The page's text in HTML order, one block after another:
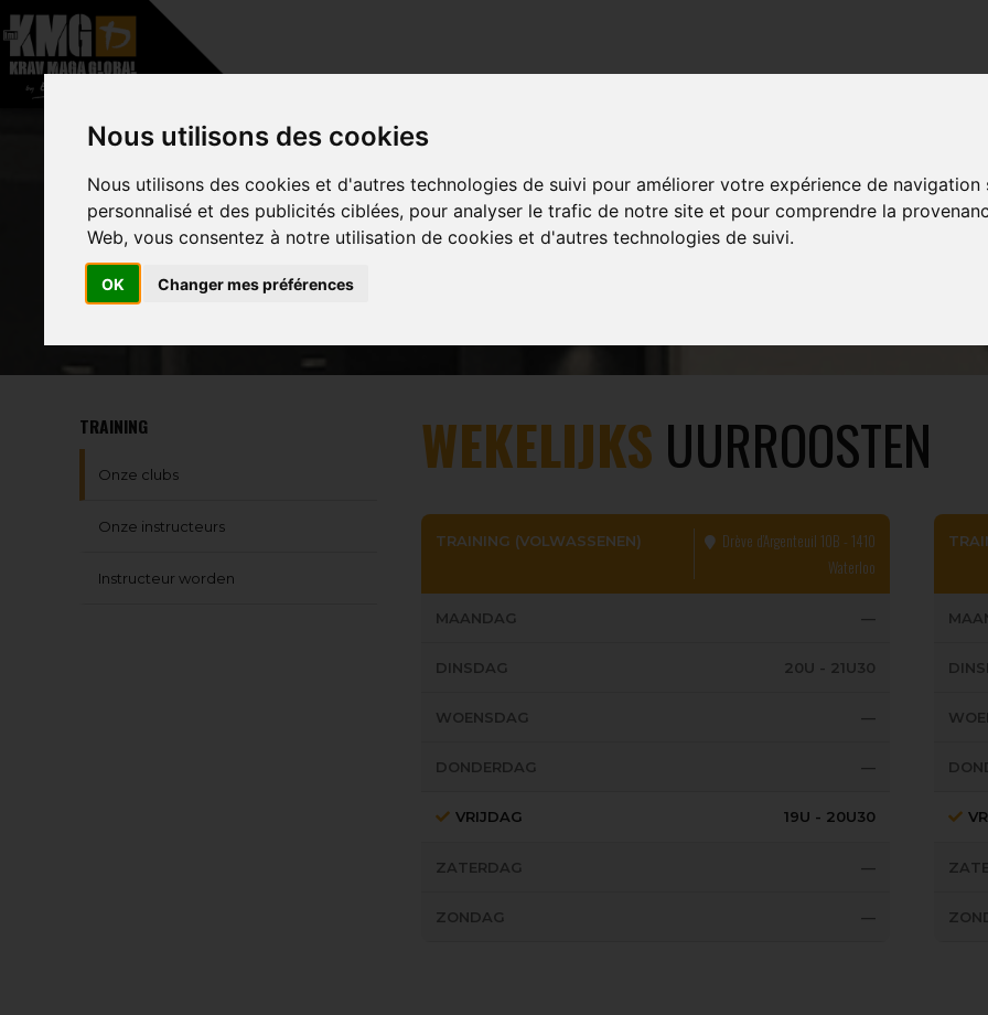
Nous utilisons des cookies
Nous utilisons des cookies et d'autres technologies de suivi pour améliorer votre expérience de
personnalisé et des publicités ciblées, pour analyser le trafic de notre site et pour comprendre la
Web, vous consentez à notre utilisation de cookies et d'autres technologies de suivi.
OK Changer mes préférences WATERLOO
TRAINING
Onze clubs
Onze instructeurs
Instructeur worden
WEKELIJKS UURROOSTEN
TRAINING (VOLWASSENEN)
Drève d’Argenteuil 10B - 1410
Waterloo
MAANDAG —
DINSDAG 20U - 21U30
WOENSDAG —
DONDERDAG —
VRIJDAG 19U - 20U30
ZATERDAG —
ZONDAG —